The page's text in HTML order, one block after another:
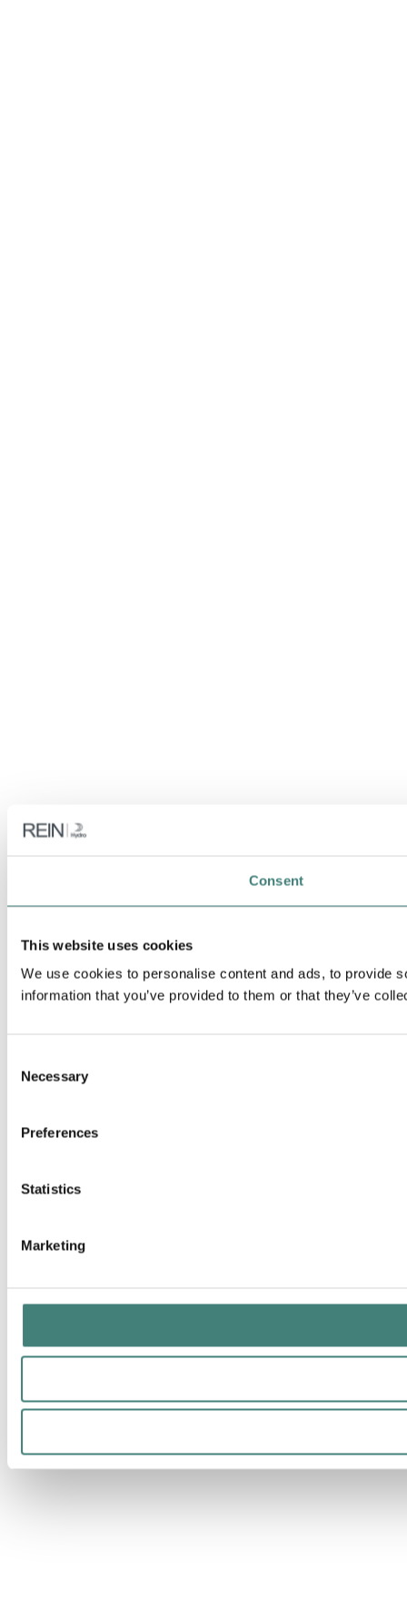
Consent
This website uses cookies
We use cookies to personalise content and ads, to provide
information that you’ve provided to them or that they’ve
Selection
Necessary
Preferences
Statistics
Marketing